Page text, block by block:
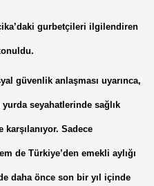
gurbetçileri ilgilendiren
güvenlik anlaşması uyarınca,
yurda seyahatlerinde sağlık
karşılanıyor. Sadece
de Türkiye’den emekli aylığı
daha önce son bir yıl içinde